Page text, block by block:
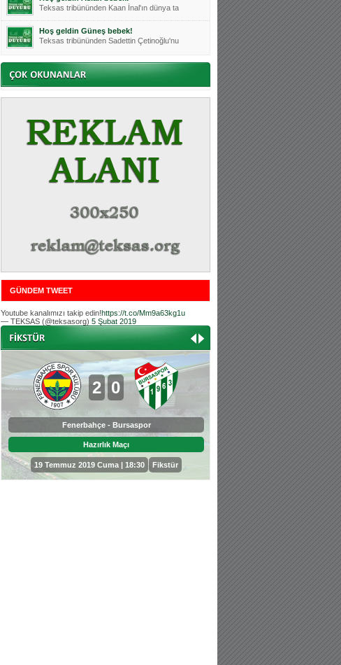
Teksas tribününden Kaan İnal'ın dünya ta
Hoş geldin Güneş bebek!
Teksas tribününden Sadettin Çetinoğlu'nu
Mutluluklar Ceyhun Tetik
Teksas tribünlerinin sevilen isimlerinde
Bursasporumuzun önü açılsın is
Hoş geldin Alaz Bebek!
Teksas.org sistem yöneticisi, ekibimizin
Hoş geldin Göktuğ Bebek!
Teksas.org ekibimizden ve tribünlerimizi
Teksas tribünlerinden Basri İleri'nin dü
Hoş geldin Kerem Bebek!
Tribünlerimizden Mesut Ulusoy'un (Duka)
Hoş geldin Aslan bebek!
Teksas tribününden Kaan İnal'ın dünya ta
Hoş geldin Güneş bebek!
Teksas tribününden Sadettin Çetinoğlu'nu
GÜNDEM TWEET
Youtube kanalımızı takip edin!https://t.co/Mm9a63kg1u
— TEKSAS (@teksasorg) 5 Şubat 2019
2 0
Fenerbahçe - Bursaspor
Hazırlık Maçı
19 Temmuz 2019 Cuma | 18:30 Fikstür
0 3
Bursaspor - Sepahan
Hazırlık Maçı
25 Temmuz 2019 Perşembe |